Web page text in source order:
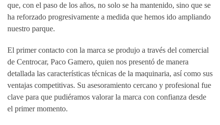
que, con el paso de los años, no solo se ha mantenido, sino que se
ha reforzado progresivamente a medida que hemos ido ampliando
nuestro parque.
El primer contacto con la marca se produjo a través del comercial
de Centrocar, Paco Gamero, quien nos presentó de manera
detallada las características técnicas de la maquinaria, así como sus
ventajas competitivas. Su asesoramiento cercano y profesional fue
clave para que pudiéramos valorar la marca con confianza desde
el primer momento.